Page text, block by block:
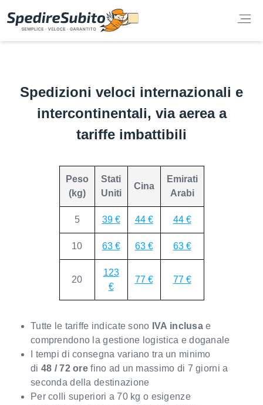
Spedizioni veloci internazionali e
intercontinentali, via aerea a
tariffe imbattibili
Peso
(kg)
Stati
Uniti
Cina
Emirati
Arabi
5 39 € 44 € 44 €
10 63 € 63 € 63 €
20
123
€
77 € 77 €
Tutte le tariffe indicate sono IVA inclusa e
comprendono la gestione logistica e doganale
I tempi di consegna variano tra un minimo
di 48 / 72 ore fino ad un massimo di 7 giorni a
seconda della destinazione
Per colli superiori a 70 kg o esigenze